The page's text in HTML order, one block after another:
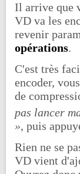
Il arrive que
VD va les
revenir
opérations.
C'est très
encoder,
de
pas lancer
», puis
Rien ne se
VD vient